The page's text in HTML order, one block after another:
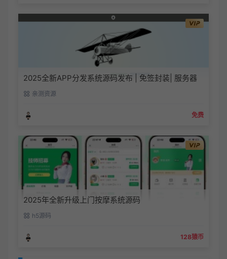
2025全新APP分发系统源码发布 | 免签封装| 服务器
直签 |亲测资源
免费
2025年全新升级上门按摩系统源码
h5源码
128猿币